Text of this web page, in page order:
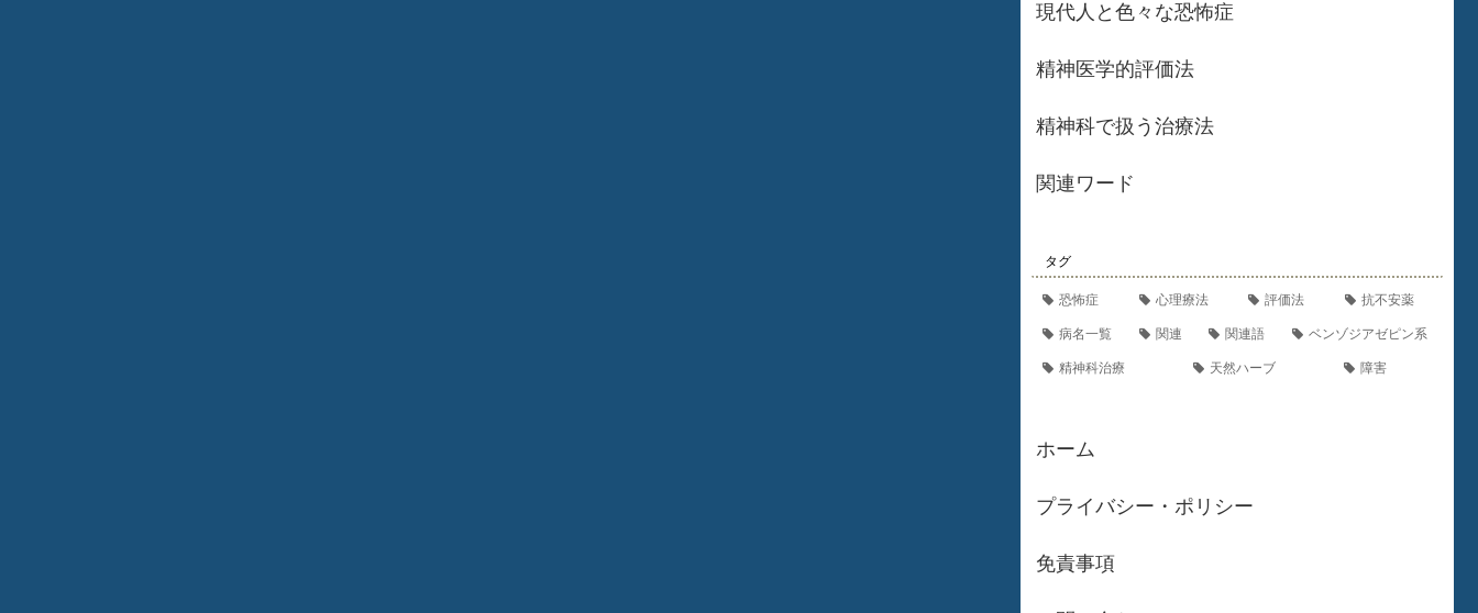
現代人と色々な恐怖症
精神医学的評価法
精神科で扱う治療法
関連ワード
タグ
恐怖症 心理療法 評価法 抗不安薬
病名一覧 関連 関連語 ベンゾジアゼピン系
精神科治療 天然ハーブ 障害
ホーム
プライバシー・ポリシー
免責事項